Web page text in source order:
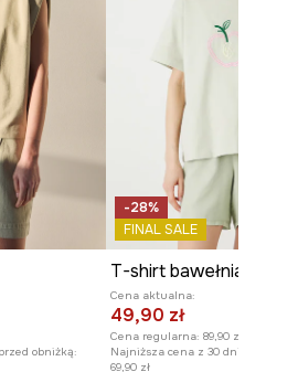
obniżką:
-28%
FINAL SALE
Cena aktualna:
49,90 zł
Cena regularna: 89,90 zł
Najniższa cena z 30 dni przed
69,90 zł